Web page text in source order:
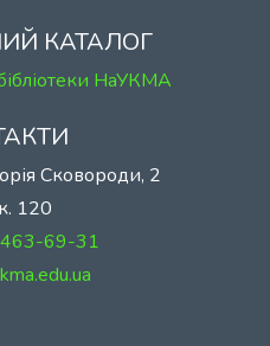
КАТАЛОГ
НаУКМА
Сковороди, 2
120
69-31